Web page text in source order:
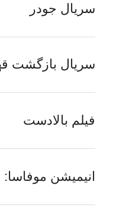
سریال جودر
سریال بازگشت
فیلم بالادست
انیمیشن موفاسا: